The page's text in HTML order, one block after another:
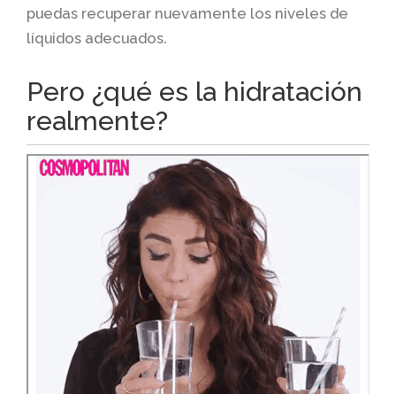
puedas recuperar nuevamente los niveles de
líquidos adecuados.
Pero ¿qué es la hidratación
realmente?